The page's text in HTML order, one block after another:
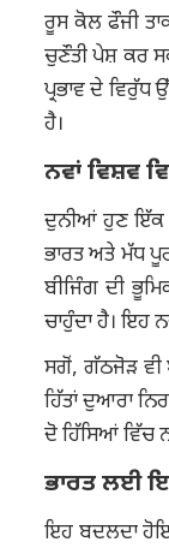
ਰੂਸ ਕੋਲ ਫੌਜੀ
ਚੁਣੌਤੀ ਪੇਸ਼ ਕਰ
ਪ੍ਰਭਾਵ ਦੇ
ਹੈ।
ਨਵਾਂ ਵਿਸ਼ਵ
ਦੁਨੀਆਂ ਹੁਣ ਇੱਕ
ਭਾਰਤ ਅਤੇ ਮੱਧ
ਬੀਜਿੰਗ ਦੀ
ਚਾਹੁੰਦਾ ਹੈ। ਇਹ
ਸਗੋਂ, ਗੱਠਜੋੜ ਵੀ
ਹਿੱਤਾਂ ਦੁਆਰਾ
ਦੋ ਹਿੱਸਿਆਂ ਵਿੱਚ
ਭਾਰਤ ਲਈ
ਇਹ ਬਦਲਦਾ